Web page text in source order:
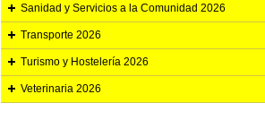
Sanidad y Servicios a la Comunidad 2026
Transporte 2026
Turismo y Hostelería 2026
Veterinaria 2026